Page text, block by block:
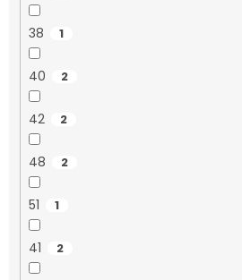
38 1
40 2
42 2
48 2
51 1
41 2